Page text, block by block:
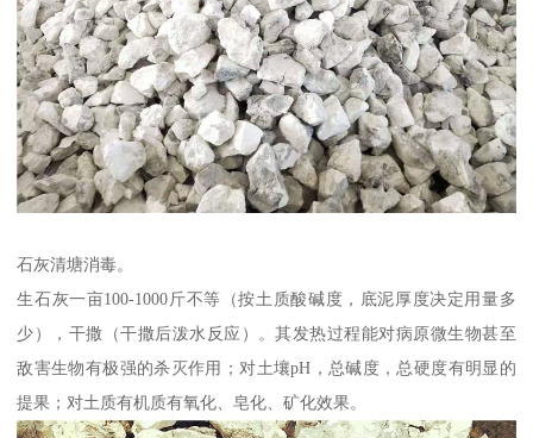
石灰清塘消毒。
生石灰一亩100-1000斤不等（按土质酸碱度，底泥厚度决定用量多
少），干撒（干撒后泼水反应）。其发热过程能对病原微生物甚至
敌害生物有极强的杀灭作用；对土壤pH，总碱度，总硬度有明显的
提果；对土质有机质有氧化、皂化、矿化效果。